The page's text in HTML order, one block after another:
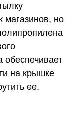
магазинов, но
обеспечивает
на крышке
ее.